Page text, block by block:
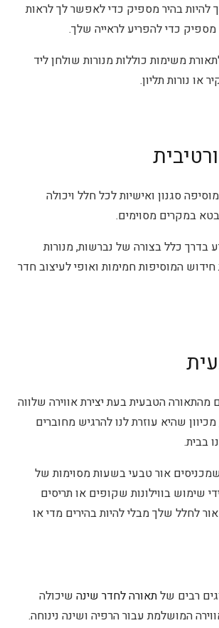
להיות בהיר מספיק כדי לאפשר לך לראות
כדי להפריע לראייה שלך.
משימות כוללות מנורות שולחן ליד
או נורות תליון.
סגנון ואישיות לכל חלל ויכולה
במקרים מסוימים.
בדרך כלל בצורה של נברשות, מנורות
חידוש המוסיפות חמימות ואופי לעיצוב חדר
מהתאורה הטבעית בעת יצירת אווירה שלווה
שהיא עוזרת לנו להרגיש מחוברים
בבית.
אור טבעי בשעות מסוימות של
שימוש בווילונות שקופים או תריסים
לחלל שלך מבלי להיות בהירים מדי או
רבים שלתאורה לחדר שינה שיכולה
המושלמת עבור הרפיה ושינה נינוחה.